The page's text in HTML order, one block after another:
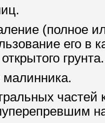
(полное
его в
грунта.
частей